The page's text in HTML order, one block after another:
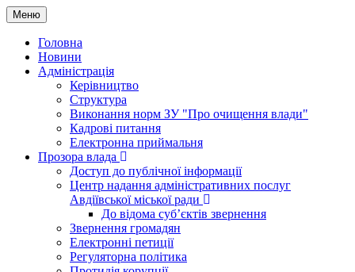
Меню
Головна
Новини
Адміністрація
Керівництво
Структура
Виконання норм ЗУ "Про очищення влади"
Кадрові питання
Електронна приймальня
Прозора влада
Доступ до публічної інформації
Центр надання адміністративних послуг
Авдіївської міської ради
До відома суб’єктів звернення
Звернення громадян
Електронні петиції
Регуляторна політика